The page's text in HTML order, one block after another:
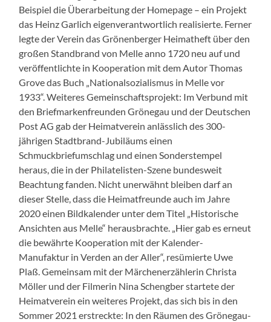
Beispiel die Überarbeitung der Homepage – ein Projekt
das Heinz Garlich eigenverantwortlich realisierte. Ferner
legte der Verein das Grönenberger Heimatheft über den
großen Standbrand von Melle anno 1720 neu auf und
veröffentlichte in Kooperation mit dem Autor Thomas
Grove das Buch „Nationalsozialismus in Melle vor
1933“. Weiteres Gemeinschaftsprojekt: Im Verbund mit
den Briefmarkenfreunden Grönegau und der Deutschen
Post AG gab der Heimatverein anlässlich des 300-
jährigen Stadtbrand-Jubiläums einen
Schmuckbriefumschlag und einen Sonderstempel
heraus, die in der Philatelisten-Szene bundesweit
Beachtung fanden. Nicht unerwähnt bleiben darf an
dieser Stelle, dass die Heimatfreunde auch im Jahre
2020 einen Bildkalender unter dem Titel „Historische
Ansichten aus Melle“ herausbrachte. „Hier gab es erneut
die bewährte Kooperation mit der Kalender-
Manufaktur in Verden an der Aller“, resümierte Uwe
Plaß. Gemeinsam mit der Märchenerzählerin Christa
Möller und der Filmerin Nina Schengber startete der
Heimatverein ein weiteres Projekt, das sich bis in den
Sommer 2021 erstreckte: In den Räumen des Grönegau-